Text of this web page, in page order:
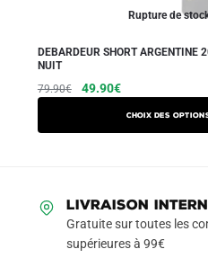
Rupture de
DEBARDEUR SHORT ARGENTINE
NUIT
79.90€
Le
49.90€Le
Choix des
Ce
produit
a
Les
options
peuvent
LIVRAISON
Gratuite sur toutes les
supérieures à 99€